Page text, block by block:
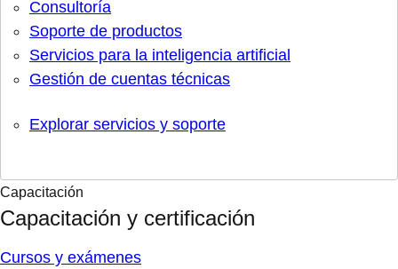
Consultoría
Soporte de productos
Servicios para la inteligencia artificial
Gestión de cuentas técnicas
Explorar servicios y soporte
Capacitación
Capacitación y certificación
Cursos y exámenes